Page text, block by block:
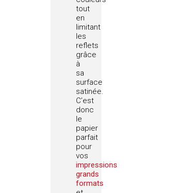
tout
en
limitant
les
reflets
grâce
à
sa
surface
satinée.
C’est
donc
le
papier
parfait
pour
vos
impressions
grands
formats